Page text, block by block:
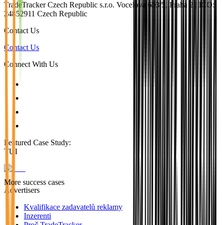
TradeTracker Czech Republic s.r.o. Vocelova 603/5, Praha 2 | IČO:
24852911 Czech Republic
Contact Us
Contact Us
Connect With Us
Featured Case Study:
TUI
More success cases
Advertisers
Kvalifikace zadavatelů reklamy
Inzerenti